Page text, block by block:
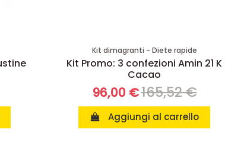
Kit dimagranti - Diete rapide
Kit Promo: 3 confezioni Amin 21 K
Cacao
96,00 €165,52 €
Aggiungi al carrello